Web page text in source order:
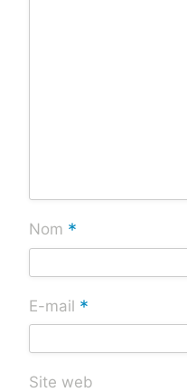
Nom *
E-mail *
Site web